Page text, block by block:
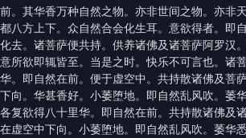
前。其华香万种自然之物。亦非世间之物。亦非
都八方上下。众自然合会化生耳。意欲得者。即
化去。诸菩萨便共持。供养诸佛及诸菩萨阿罗汉
意所欲即辄皆至。当是之时。快乐不可言也。诸
华。即自然在前。便于虚空中。共持散诸佛及菩
下向。华甚香好。小萎堕地。即自然乱风吹。萎
各复欲得八十里华。即自然在前。共持散诸佛及
在虚空中下向。小萎堕地。即自然乱风吹。萎华